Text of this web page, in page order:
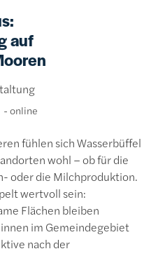
auf
online
fühlen sich Wasserbüffel
wohl – ob für die
oder die Milchproduktion.
wertvoll sein:
Flächen bleiben
im Gemeindegebiet
nach der